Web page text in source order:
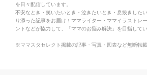
を日々配信しています。
不安なとき・笑いたいとき・泣きたいとき・息抜きした
り添った記事をお届け！ママライター・ママイラストレ
ントなどが協力して、「ママのお悩み解決」を目指してい
※ママスタセレクト掲載の記事・写真・図表など無断転載